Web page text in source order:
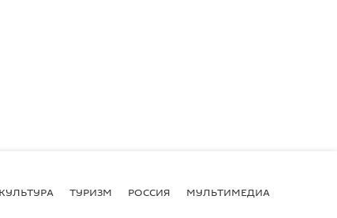
КУЛЬТУРА ТУРИЗМ РОССИЯ МУЛЬТИМЕДИА